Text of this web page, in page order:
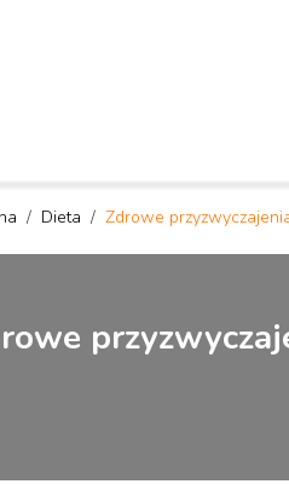
/ Dieta / Zdrowe